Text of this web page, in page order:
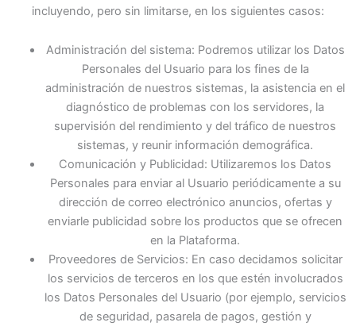
incluyendo, pero sin limitarse, en los siguientes casos:
Administración del sistema: Podremos utilizar los Datos
Personales del Usuario para los fines de la
administración de nuestros sistemas, la asistencia en el
diagnóstico de problemas con los servidores, la
supervisión del rendimiento y del tráfico de nuestros
sistemas, y reunir información demográfica.
Comunicación y Publicidad: Utilizaremos los Datos
Personales para enviar al Usuario periódicamente a su
dirección de correo electrónico anuncios, ofertas y
enviarle publicidad sobre los productos que se ofrecen
en la Plataforma.
Proveedores de Servicios: En caso decidamos solicitar
los servicios de terceros en los que estén involucrados
los Datos Personales del Usuario (por ejemplo, servicios
de seguridad, pasarela de pagos, gestión y